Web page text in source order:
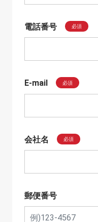
電話番号 必須
E-mail 必須
会社名 必須
郵便番号